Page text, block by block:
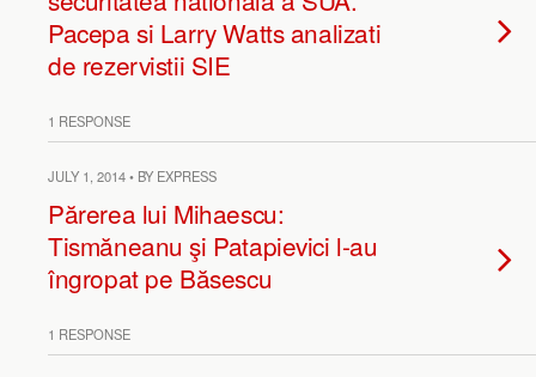
Pacepa si Larry Watts analizati
de rezervistii SIE
1 RESPONSE
JULY 1, 2014 • BY EXPRESS
Părerea lui Mihaescu:
Tismăneanu şi Patapievici l-au
îngropat pe Băsescu
1 RESPONSE